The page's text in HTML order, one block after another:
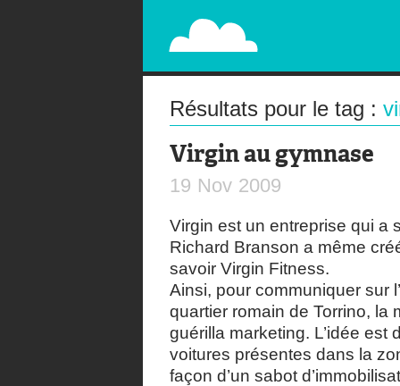
PAPERPLANE
STREET, AMBIENT, GUÉRILLA MARKETING
Résultats pour le tag :
Virgin au gymnase
19 Nov 2009
Virgin est un entreprise qui a
Richard Branson a même
savoir Virgin Fitness.
Ainsi, pour communiquer sur
quartier romain de Torrino, la
guérilla marketing. L’idée
voitures présentes dans la
façon d’un sabot